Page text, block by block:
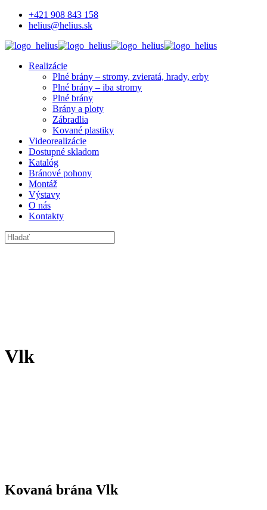
+421 908 843 158
helius@helius.sk
Realizácie
Plné brány – stromy, zvieratá, hrady, erby
Plné brány – iba stromy
Plné brány
Brány a ploty
Zábradlia
Kované plastiky
Videorealizácie
Dostupné skladom
Katalóg
Bránové pohony
Montáž
Výstavy
O nás
Kontakty
Vlk
Kovaná brána Vlk